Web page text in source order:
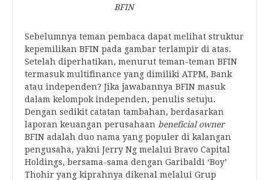
BFIN
Sebelumnya teman pembaca dapat melihat struktur
kepemilikan BFIN pada gambar terlampir di atas.
Setelah diperhatikan, menurut teman-teman BFIN
termasuk multifinance yang dimiliki ATPM, Bank
atau independen? Jika jawabannya BFIN masuk
dalam kelompok independen, penulis setuju.
Dengan sedikit catatan tambahan, berdasarkan
laporan keuangan perusahaan beneficial owner
BFIN adalah duo nama yang populer di kalangan
pengusaha, yakni Jerry Ng melalui Bravo Capital
Holdings, bersama-sama dengan Garibaldi ‘Boy’
Thohir yang kiprahnya dikenal melalui Grup